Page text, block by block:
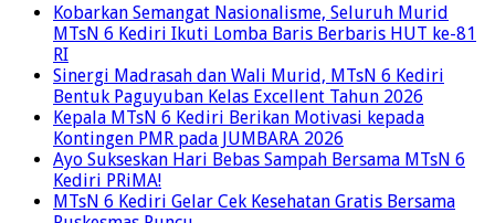
Kobarkan Semangat Nasionalisme, Seluruh Murid
MTsN 6 Kediri Ikuti Lomba Baris Berbaris HUT ke-81
RI
Sinergi Madrasah dan Wali Murid, MTsN 6 Kediri
Bentuk Paguyuban Kelas Excellent Tahun 2026
Kepala MTsN 6 Kediri Berikan Motivasi kepada
Kontingen PMR pada JUMBARA 2026
Ayo Sukseskan Hari Bebas Sampah Bersama MTsN 6
Kediri PRiMA!
MTsN 6 Kediri Gelar Cek Kesehatan Gratis Bersama